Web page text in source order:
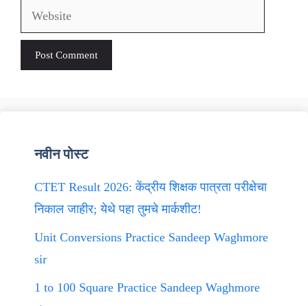
Website
नवीन पोस्ट
CTET Result 2026: केंद्रीय शिक्षक पात्रता परीक्षेचा
निकाल जाहीर; येथे पहा तुमचे मार्कशीट!
Unit Conversions Practice Sandeep Waghmore
sir
1 to 100 Square Practice Sandeep Waghmore